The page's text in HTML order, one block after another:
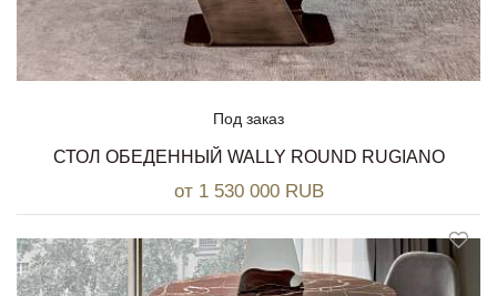
Под заказ
СТОЛ ОБЕДЕННЫЙ WALLY ROUND RUGIANO
от 1 530 000 RUB